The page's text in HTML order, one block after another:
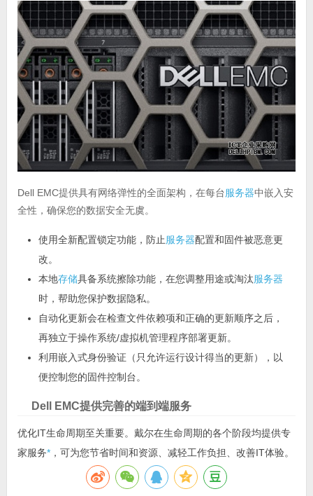
Dell EMC提供具有网络弹性的全面架构，在每台服务器中嵌入安
全性，确保您的数据安全无虞。
使用全新配置锁定功能，防止服务器配置和固件被恶意更
改。
本地存储具备系统擦除功能，在您调整用途或淘汰服务器
时，帮助您保护数据隐私。
自动化更新会在检查文件依赖项和正确的更新顺序之后，
再独立于操作系统/虚拟机管理程序部署更新。
利用嵌入式身份验证（只允许运行设计得当的更新），以
便控制您的固件控制台。
Dell EMC提供完善的端到端服务
优化IT生命周期至关重要。戴尔在生命周期的各个阶段均提供专
家服务*，可为您节省时间和资源、减轻工作负担、改善IT体验。